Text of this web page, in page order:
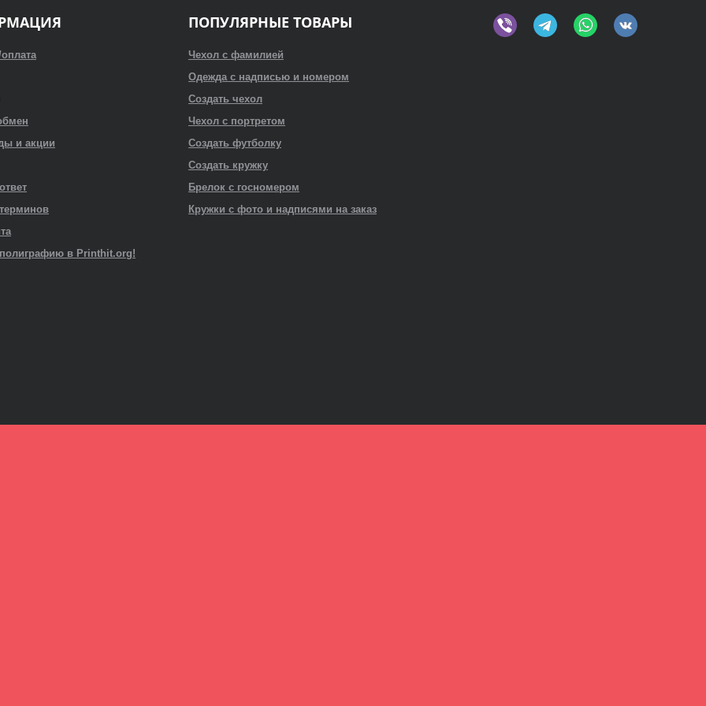
и акции
полиграфию в Printhit.org!
ПОПУЛЯРНЫЕ ТОВАРЫ
Чехол с фамилией
Одежда с надписью и номером
Создать чехол
Чехол с портретом
Создать футболку
Создать кружку
Брелок с госномером
Кружки с фото и надписями на заказ